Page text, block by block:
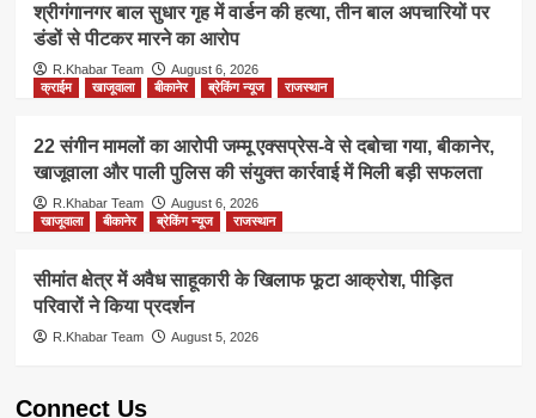
श्रीगंगानगर बाल सुधार गृह में वार्डन की हत्या, तीन बाल अपचारियों पर
डंडों से पीटकर मारने का आरोप
R.Khabar Team
August 6, 2026
क्राईम
खाजूवाला बीकानेर ब्रेकिंग न्यूज राजस्थान
22 संगीन मामलों का आरोपी जम्मू एक्सप्रेस-वे से दबोचा गया, बीकानेर,
खाजूवाला और पाली पुलिस की संयुक्त कार्रवाई में मिली बड़ी सफलता
R.Khabar Team
August 6, 2026
खाजूवाला
बीकानेर ब्रेकिंग न्यूज राजस्थान
सीमांत क्षेत्र में अवैध साहूकारी के खिलाफ फूटा आक्रोश, पीड़ित
परिवारों ने किया प्रदर्शन
R.Khabar Team August 5, 2026
Connect Us